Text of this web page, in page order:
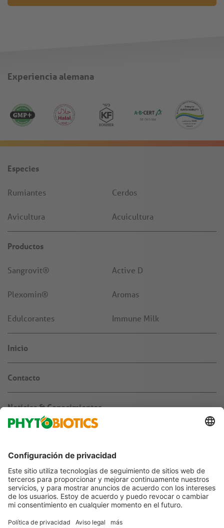
Experiencia alemana
Especies
Rumiantes Cerdos
Avicultura Acuicultura
Productos
Sangrovit® Active D
Plexomin® Aromas
Edulcorantes Immune Milk
Inicio
Contacto
Noticias & Conocimientos
Empleos & carrera
Agronegocio